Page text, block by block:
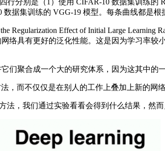
别是（1）使用 CIFAR-10 数据集训练的
据集训练的 VGG-19 模型。每条曲线都是根
Effect of Initial Large Learning
络具有更好的泛化性能。这是因为学习率
聚合成一个大的研究体系，因为这其中的
而不仅仅是在别人的工作上叠加上新的网
，我们通过实验看看会得到什么结果，然而